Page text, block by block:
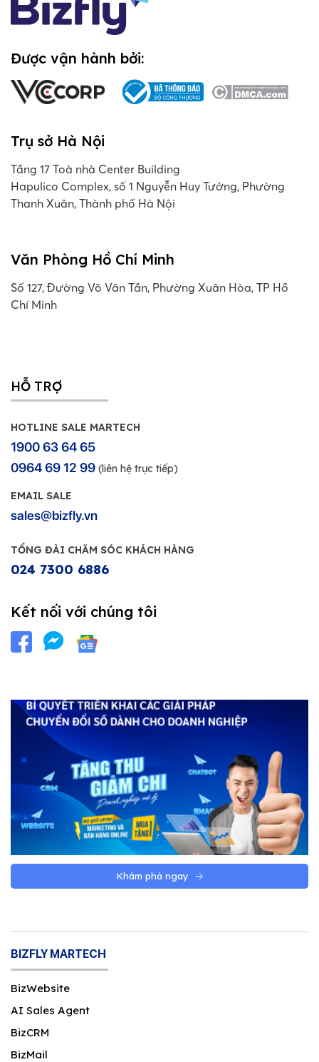
Được vận hành bởi:
Trụ sở Hà Nội
Tầng 17 Toà nhà Center Building
Hapulico Complex, số 1 Nguyễn Huy Tưởng, Phường
Thanh Xuân, Thành phố Hà Nội
Văn Phòng Hồ Chí Minh
Số 127, Đường Võ Văn Tần, Phường Xuân Hòa, TP Hồ
Chí Minh
HỖ TRỢ
HOTLINE SALE MARTECH
1900 63 64 65
0964 69 12 99 (liên hệ trực tiếp)
EMAIL SALE
sales@bizfly.vn
TỔNG ĐÀI CHĂM SÓC KHÁCH HÀNG
024 7300 6886
Kết nối với chúng tôi
Khám phá ngay
BIZFLY MARTECH
BizWebsite
AI Sales Agent
BizCRM
BizMail